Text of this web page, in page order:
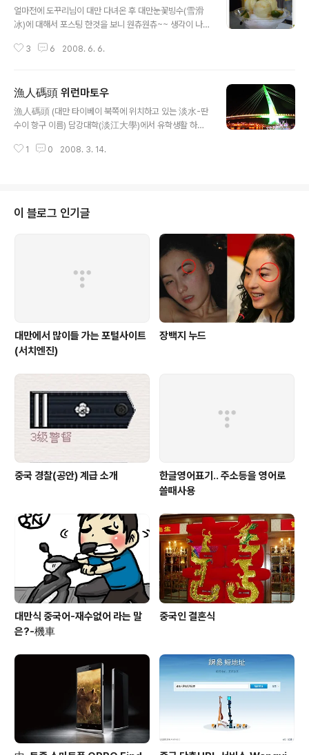
얼마전에 도꾸리님이 대만 다녀온 후 대만눈꽃빙수(雪滑
冰)에 대해서 포스팅 한것을 보니 원츄원츄~~ 생각이 나
나 소개해볼까 합니다.(저와 빙수집과 전혀 관계없어영...
com.tw) 와웅~한국지점도 생겼네요.-->http://www.ic
emonster.co.kr 아쉽게도 부산에 위치하고 있네요. 언제
기회가 생기면 방문해 봐야겠네요. 여기는 외국 관광객(특
하지만 본점이라고 하기에는 너무 협소한 자리..더운 나
3 6 2008. 6. 6.
漁人碼頭 위런마토우
漁人碼頭 (대만 타이베이 북쪽에 위치하고 있는 淡水-딴
수이 항구 이름) 담강대학(淡江大學)에서 유학생활 하면
갔던 곳이다. 九十二年二月十四情人節，是淡水漁人
這裡吃情人節大餐的話，保證是又便宜又新鮮、俗
擱大碗啦！就是淡水的漁人碼頭。 위런마토우에 대
표 명소는 바로 情人橋-Love Fisherman's 대만의 수
많은 연인들이 여기를 찾는다. 그리고 발렌타인데이 이시
점에 큰 행사가 열리고 이 다리를 함께 손을 잡고 건너기도
하는 곳이다. 저녁때 찍은 淡江의 모습이다. 또 다른 이국
적인 풍경이 느껴지는 곳이기도 한데.. 올 해 다시 한 번 쫘
1 0 2008. 3. 14.
이 블로그 인기글
대만에서 많이들 가는 포털사이트
(서치엔진)
장백지 누드
중국 경찰(공안) 계급 소개
한글영어표기.. 주소등을 영어로
쓸때사용
대만식 중국어-재수없어 라는 말
은?-機車
중국인 결혼식